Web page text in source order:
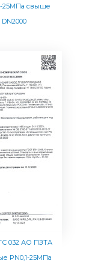
25МПа свыше
DN2000
032 АО ПЗТА
PN0,1-25МПа